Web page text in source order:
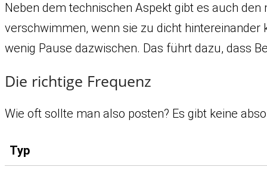
Neben dem technischen Aspekt gibt es auch
verschwimmen, wenn sie zu dicht
wenig Pause dazwischen. Das führt dazu, dass
Die richtige Frequenz
Wie oft sollte man also posten? Es gibt keine
Typ